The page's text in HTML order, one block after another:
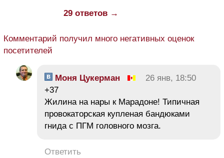
29 ответов →
Комментарий получил много негативных оценок
посетителей
Моня Цукерман
26 янв, 18:50
+37
Жилина на нары к Марадоне! Типичная
провокаторская купленая бандюками
гнида с ПГМ головного мозга.
Ответить